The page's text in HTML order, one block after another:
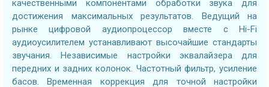
качественными компонентами обработки звука для
достижения максимальных результатов. Ведущий на
рынке цифровой аудиопроцессор вместе с Hi-Fi
аудиоусилителем устанавливают высочайшие стандарты
звучания. Независимые настройки эквалайзера для
передних и задних колонок. Частотный фильтр, усиление
басов. Временная коррекция для точной настройки